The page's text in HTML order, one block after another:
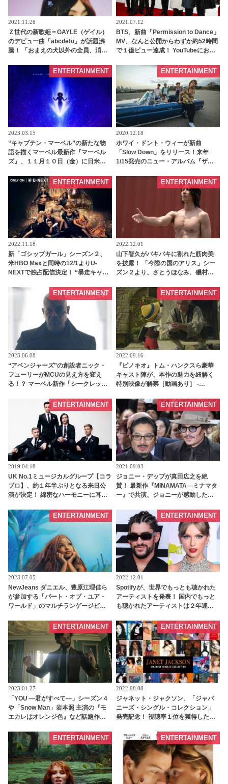
2021.11.26
Ｚ世代の新歌姫＝GAYLE（ゲイル）
のデビュー曲「abcdefu」が話題沸
騰！ 「おまえの犬以外の全員、消え
メッセージに若者から共感の嵐 -
tvgroove
2021.07.12
BTS、新曲「Permission to Dance」
MV、なんと公開からわずか約52時間
で１億ビュー達成！ YouTubeにおけ
tvgroove
2023.03.15
“キャプテン・マーベル”の新たな物
語を描くマーベル最新作『マーベル
ズ』、１１月１０日（金）に日米同
たキャプテン・マ ーベルの変化が描
かれる - tvgroove
ENTERTAINMENT
2020.12.18
ホワイ・ドント・ウィーが新曲
「Slow Down」をリリース！来年
1/15発売のニュー・アルバム『ザ・
ッド・ワンズ』の国内盤の封入特典
＆購入者特典も決定［詳細あり］ |
ENTERTAINMENT
2022.11.18
新「ゴシップガール」シーズン２、
米HBO Maxと同時の12/1よりU-
NEXTで独占配信決定！ “暴走キャ
乱の予感！？
ENTERTAINMENT
2022.12.01
山下智久がバキバキに割れた筋肉美
を披露！ 「今際の国のアリス」シー
ズン２より、さとうほなみ、磯村勇
の場面写真が一挙解禁
ENTERTAINMENT
2023.06.08
“アベンジャーズ”の創設者ニック・
フューリーがMCUの見え方を変え
る！？ マーベル新作「シークレッ
禁［動画］ - tvgroove
ENTERTAINMENT
2022.09.16
『ピノキオ』トム・ハンクスら豪華
キャスト陣が、本作の魅力を紐解く
特別映像が解禁［動画あり］ -
ENTERTAINMENT
2019.04.18
UK No.1ミュージカルグループ【コラ
ブロ】、約１年半ぶりとなる来日公
演が決定！ 綿密なハーモニーに耳を
重な公演に注目 | tvgroove
ENTERTAINMENT
2021.09.03
ジョニー・デップが真田広之を絶
賛！ 最新作『MINAMATA―ミナマタ
ー』で共演、ジョニーが感動したワ
ENTERTAINMENT
2023.07.05
NewJeans ダニエル、豊原江理佳ら
が参加する「パート・オブ・ユア・
ワールド」のマルチランゲージビデ
歌声が１つのビデオに集結［動画］ -
tvgroove
ENTERTAINMENT
2022.12.01
Spotifyが、世界でもっとも聴かれた
アーティストを発表！ 国内でもっと
も聴かれたアーティストは２年連続
ENTERTAINMENT
2023.01.27
「YOU ―君がすべて―」シーズン４
や「Snow Man」岩本照 主演の『モ
エカレはオレンジ色』など話題作が
（Netflix）、2023年２月のラインナ
ップを発表 - tvgroove
ENTERTAINMENT
2022.08.08
ジャネット・ジャクソン、「ジャパ
ニーズ・シングル・コレクション」
発売記念！ 視聴率１位を獲得した最
ジャクソン 私の全て」上映会が都内
で開催決定 - tvgroove
ENTERTAINMENT
ENTERTAINMENT ENTERTAINMENT